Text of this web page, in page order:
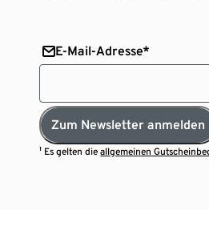
E-Mail-Adresse*
Zum Newsletter anmelden
¹ Es gelten dieallgemeinen